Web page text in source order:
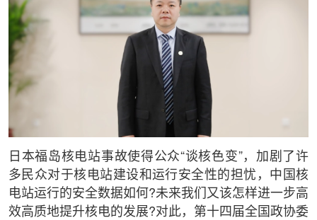
日本福岛核电站事故使得公众“谈核色变”，加剧了许
多民众对于核电站建设和运行安全性的担忧，中国核
电站运行的安全数据如何?未来我们又该怎样进一步高
效高质地提升核电的发展?对此，第十四届全国政协委